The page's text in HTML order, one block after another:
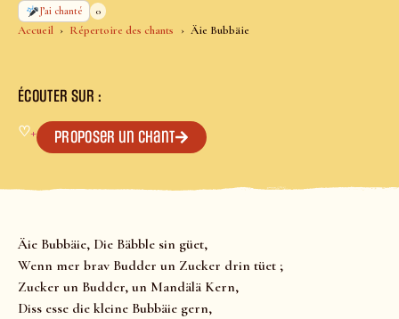
Accueil Répertoire des chants Äie Bubbäie
J’ai chanté
0
ÉCOUTER SUR :
♡+ Proposer un chant
Äie Bubbäie, Die Bäbble sin güet,
Wenn mer brav Budder un Zucker drin tüet ;
Zucker un Budder, un Mandälä Kern,
Diss esse die kleine Bubbäie gern,